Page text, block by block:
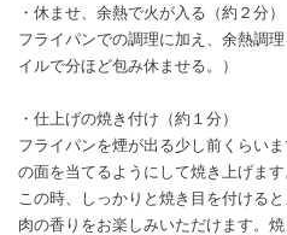
・休ませ、余熱で火が入る（約２分）
フライパンでの調理に加え、余熱調
イルで分ほど包み休ませる。）
・仕上げの焼き付け（約１分）
フライパンを煙が出る少し前くらい
の面を当てるようにして焼き上げます
この時、しっかりと焼き目を付ける
肉の香りをお楽しみいただけます。